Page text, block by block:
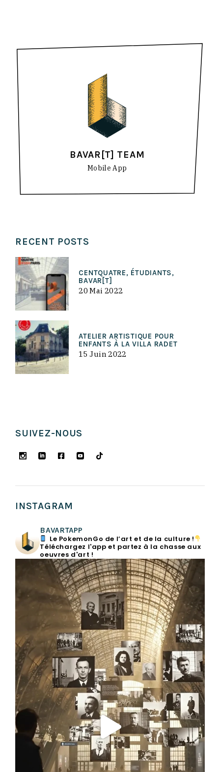
BAVAR[T] TEAM
Mobile App
RECENT POSTS
CENTQUATRE, ÉTUDIANTS,
BAVAR[T]
20 Mai 2022
ATELIER ARTISTIQUE POUR
ENFANTS À LA VILLA RADET
15 Juin 2022
SUIVEZ-NOUS
INSTAGRAM
BAVARTAPP
Le PokemonGo de l’art et de la culture !
Téléchargez l'app et partez à la chasse aux
oeuvres d'art !